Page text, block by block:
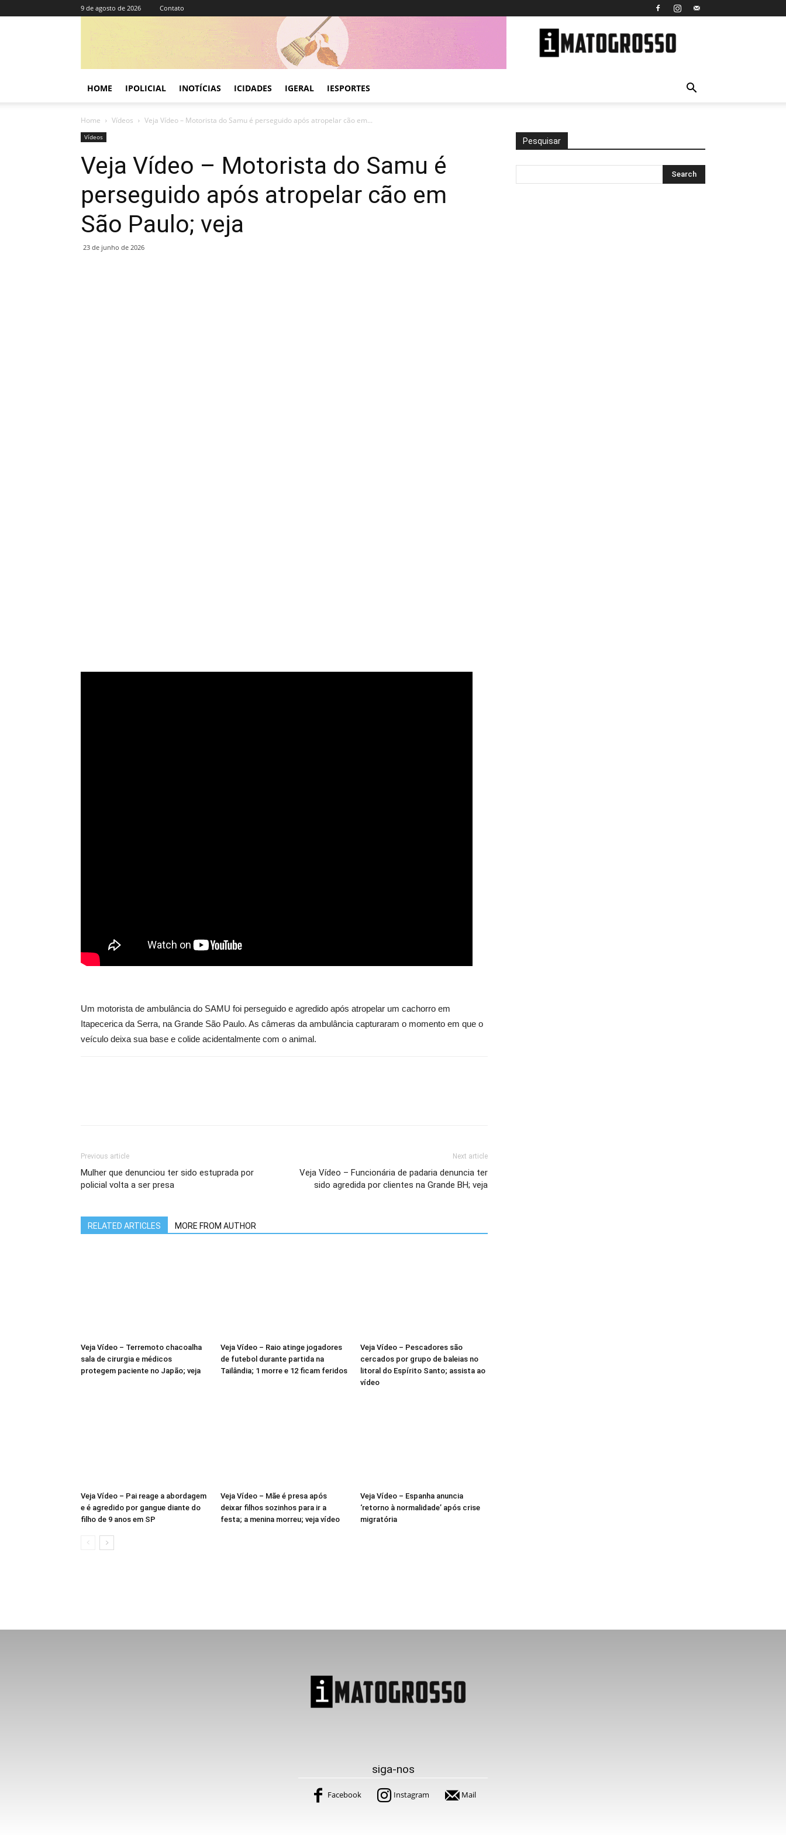
9 de agosto de 2026 Contato
Grosso
HOME IPOLICIAL INOTÍCIAS ICIDADES IGERAL IESPORTES
Home Vídeos Veja Vídeo – Motorista do Samu é perseguido após atropelar cão em...
Vídeos
Veja Vídeo – Motorista do Samu é
perseguido após atropelar cão em
São Paulo; veja
23 de junho de 2026
Um motorista de ambulância do SAMU foi perseguido e agredido após atropelar um cachorro em
Itapecerica da Serra, na Grande São Paulo. As câmeras da ambulância capturaram o momento em que o
veículo deixa sua base e colide acidentalmente com o animal.
Previous article
Mulher que denunciou ter sido estuprada por
policial volta a ser presa
Next article
Veja Vídeo – Funcionária de padaria denuncia ter
sido agredida por clientes na Grande BH; veja
RELATED ARTICLES MORE FROM AUTHOR
Veja Vídeo – Terremoto chacoalha
sala de cirurgia e médicos
protegem paciente no Japão; veja
Veja Vídeo – Raio atinge jogadores
de futebol durante partida na
Tailândia; 1 morre e 12 ficam feridos
Veja Vídeo – Pescadores são
cercados por grupo de baleias no
litoral do Espírito Santo; assista ao
vídeo
Veja Vídeo – Pai reage a abordagem
e é agredido por gangue diante do
filho de 9 anos em SP
Veja Vídeo – Mãe é presa após
deixar filhos sozinhos para ir a
festa; a menina morreu; veja vídeo
Veja Vídeo – Espanha anuncia
‘retorno à normalidade’ após crise
migratória
Pesquisar
siga-nos
Facebook Instagram Mail